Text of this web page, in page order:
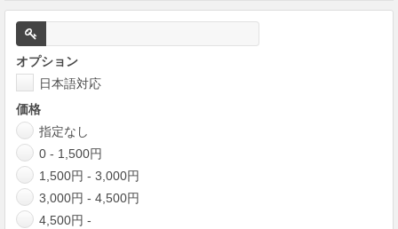
オプション
日本語対応
価格
指定なし
0 - 1,500円
1,500円 - 3,000円
3,000円 - 4,500円
4,500円 -